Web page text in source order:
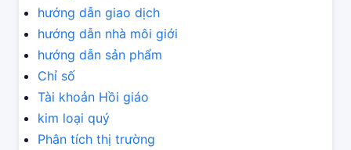
hướng dẫn giao dịch
hướng dẫn nhà môi giới
hướng dẫn sản phẩm
Chỉ số
Tài khoản Hồi giáo
kim loại quý
Phân tích thị trường